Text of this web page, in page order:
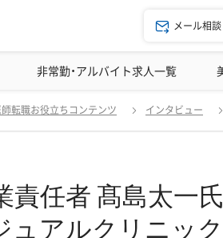
メール相談
ドクターコネクトの強み
非常勤・アルバイト求人一覧
皮膚科の医師転職体験談 美容クリ
転職お役立ちコンテンツ インタビュー
任者 髙島太一
アルクリニッ
任者 髙島太一氏に訊く 【注入専門×地